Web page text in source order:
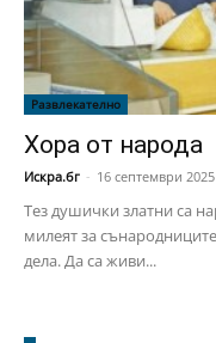
Развлекателно
Хора от народа
Искра.бг - 16 септември
Тез душички златни са
милеят за
дела. Да са живи...